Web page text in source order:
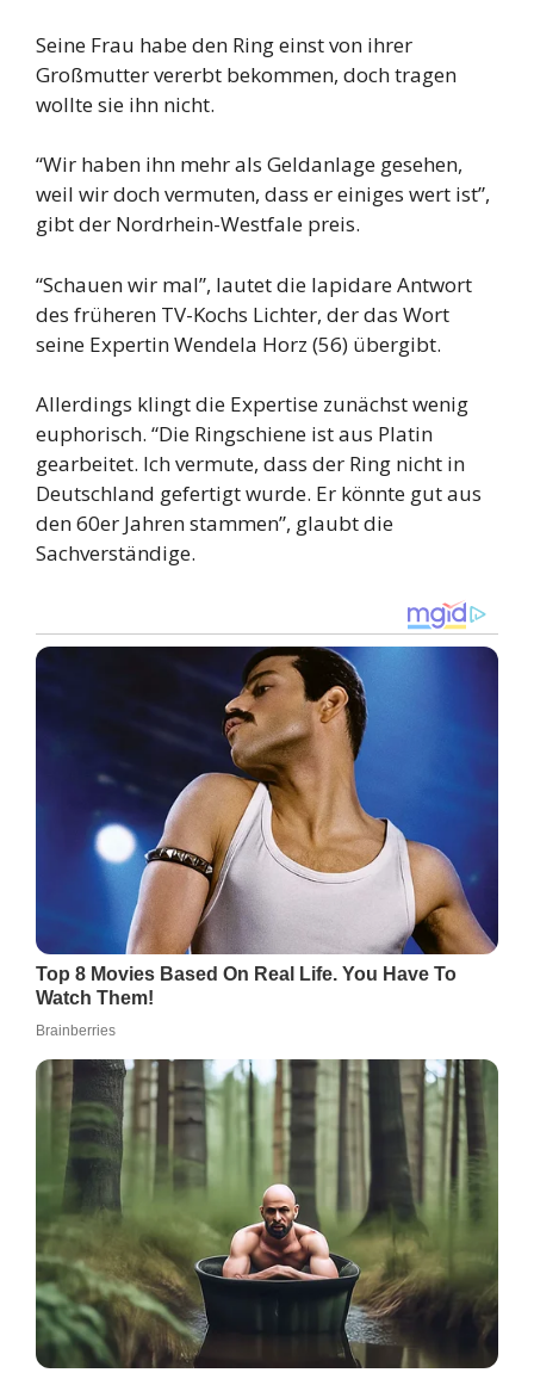
Seine Frau habe den Ring einst von ihrer
Großmutter vererbt bekommen, doch tragen
wollte sie ihn nicht.
“Wir haben ihn mehr als Geldanlage gesehen,
weil wir doch vermuten, dass er einiges wert ist”,
gibt der Nordrhein-Westfale preis.
“Schauen wir mal”, lautet die lapidare Antwort
des früheren TV-Kochs Lichter, der das Wort
seine Expertin Wendela Horz (56) übergibt.
Allerdings klingt die Expertise zunächst wenig
euphorisch. “Die Ringschiene ist aus Platin
gearbeitet. Ich vermute, dass der Ring nicht in
Deutschland gefertigt wurde. Er könnte gut aus
den 60er Jahren stammen”, glaubt die
Sachverständige.